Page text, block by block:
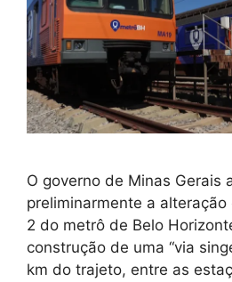
O governo de Minas Gerais
preliminarmente a
2 do metrô de Belo
construção de uma “via
km do trajeto, entre as